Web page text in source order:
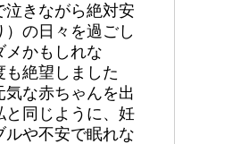
泣きながら絶対安
）の日々を過ごし
メかもしれな
絶望しました
気な赤ちゃんを出
と同じように、妊
ルや不安で眠れな